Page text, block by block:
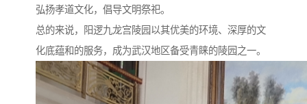
弘扬孝道文化，倡导文明祭祀。
总的来说，阳逻九龙宫陵园以其优美的环境、深厚的文
化底蕴和的服务，成为武汉地区备受青睐的陵园之一。